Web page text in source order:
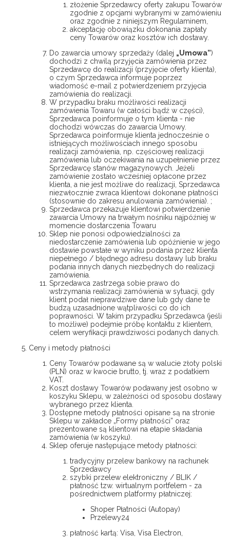
złożenie Sprzedawcy oferty zakupu Towarów
zgodnie z opcjami wybranymi w zamówieniu
oraz zgodnie z niniejszym Regulaminem,
akceptację obowiązku dokonania zapłaty
ceny Towarów oraz kosztów ich dostawy.
Do zawarcia umowy sprzedaży (dalej „Umowa”)
dochodzi z chwilą przyjęcia zamówienia przez
Sprzedawcę do realizacji (przyjęcie oferty klienta),
o czym Sprzedawca informuje poprzez
wiadomość e-mail z potwierdzeniem przyjęcia
zamówienia do realizacji.
W przypadku braku możliwości realizacji
zamówienia Towaru (w całości bądź w części),
Sprzedawca poinformuje o tym klienta - nie
dochodzi wówczas do zawarcia Umowy.
Sprzedawca poinformuje klienta jednocześnie o
istniejących możliwościach innego sposobu
realizacji zamówienia, np. częściowej realizacji
zamówienia lub oczekiwania na uzupełnienie przez
Sprzedawcę stanów magazynowych. Jeżeli
zamówienie zostało wcześniej opłacone przez
klienta, a nie jest możliwe do realizacji, Sprzedawca
niezwłocznie zwraca klientowi dokonane płatności
(stosownie do zakresu anulowania zamówienia). ;
Sprzedawca przekazuje klientowi potwierdzenie
zawarcia Umowy na trwałym nośniku najpóźniej w
momencie dostarczenia Towaru
Sklep nie ponosi odpowiedzialności za
niedostarczenie zamówienia lub opóźnienie w jego
dostawie powstałe w wyniku podania przez klienta
niepełnego / błędnego adresu dostawy lub braku
podania innych danych niezbędnych do realizacji
zamówienia.
Sprzedawca zastrzega sobie prawo do
wstrzymania realizacji zamówienia w sytuacji, gdy
klient podał nieprawdziwe dane lub gdy dane te
budzą uzasadnione wątpliwości co do ich
poprawności. W takim przypadku Sprzedawca (jeśli
to możliwe) podejmie próbę kontaktu z klientem,
celem weryfikacji prawdziwości podanych danych.
Ceny i metody płatności
Ceny Towarów podawane są w walucie złoty polski
(PLN) oraz w kwocie brutto, tj. wraz z podatkiem
VAT.
Koszt dostawy Towarów podawany jest osobno w
koszyku Sklepu, w zależności od sposobu dostawy
wybranego przez klienta.
Dostępne metody płatności opisane są na stronie
Sklepu w zakładce „Formy płatności” oraz
prezentowane są klientowi na etapie składania
zamówienia (w koszyku).
Sklep oferuje następujące metody płatności:
tradycyjny przelew bankowy na rachunek
Sprzedawcy
szybki przelew elektroniczny / BLIK /
płatność tzw. wirtualnym portfelem - za
pośrednictwem platformy płatniczej:
Shoper Płatności (Autopay)
Przelewy24
płatność kartą: Visa, Visa Electron,